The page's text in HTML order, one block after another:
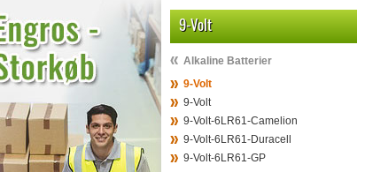
9-Volt
Alkaline Batterier
9-Volt
9-Volt
9-Volt-6LR61-Camelion
9-Volt-6LR61-Duracell
9-Volt-6LR61-GP